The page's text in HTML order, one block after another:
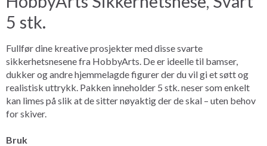
5 stk.
Fullfør dine kreative prosjekter med disse svarte
sikkerhetsnesene fra HobbyArts. De er ideelle til bamser,
dukker og andre hjemmelagde figurer der du vil gi et søtt og
realistisk uttrykk. Pakken inneholder 5 stk. neser som enkelt
kan limes på slik at de sitter nøyaktig der de skal – uten behov
for skiver.
Bruk